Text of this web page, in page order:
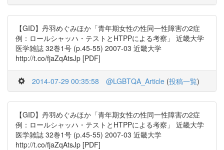
【GID】丹羽めぐみほか「青年期女性の性同一性障害の2症
例：ロールシャッハ・テストとHTPPによる考察」 近畿大学
医学雑誌 32巻1号 (p.45-55) 2007-03 近畿大学
http://t.co/fjaZqAtsJp [PDF]
2014-07-29 00:35:58 @LGBTQA_Article (投稿一覧)
【GID】丹羽めぐみほか「青年期女性の性同一性障害の2症
例：ロールシャッハ・テストとHTPPによる考察」 近畿大学
医学雑誌 32巻1号 (p.45-55) 2007-03 近畿大学
http://t.co/fjaZqAtsJp [PDF]